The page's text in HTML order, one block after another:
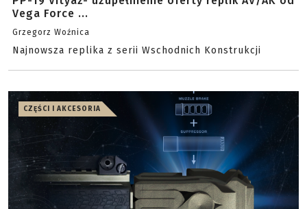
Vega Force ...
Grzegorz Woźnica
Najnowsza replika z serii Wschodnich Konstrukcji
CZĘŚCI I AKCESORIA